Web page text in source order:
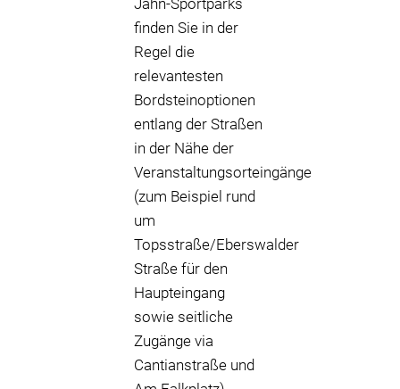
Jahn-Sportparks
finden Sie in der
Regel die
relevantesten
Bordsteinoptionen
entlang der Straßen
in der Nähe der
Veranstaltungsorteingänge
(zum Beispiel rund
um
Topsstraße/Eberswalder
Straße für den
Haupteingang
sowie seitliche
Zugänge via
Cantianstraße und